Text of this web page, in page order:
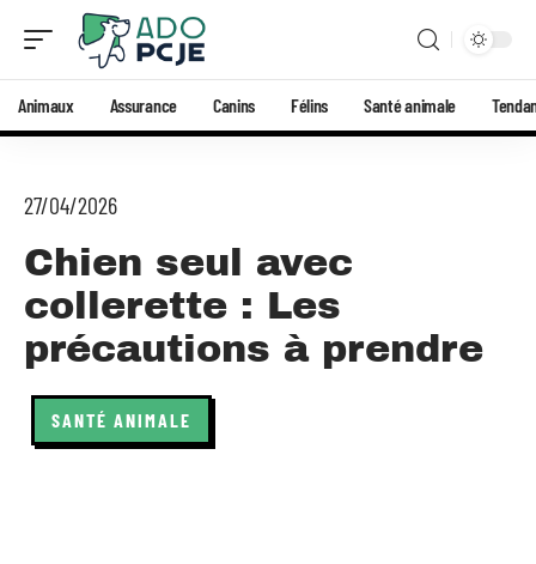
Animaux Assurance Canins Félins Santé animale
27/04/2026
Chien seul avec
collerette : Les
précautions à prendre
SANTÉ ANIMALE